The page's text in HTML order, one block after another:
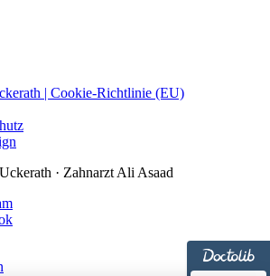
| Cookie-Richtlinie (EU)
· Zahnarzt Ali Asaad